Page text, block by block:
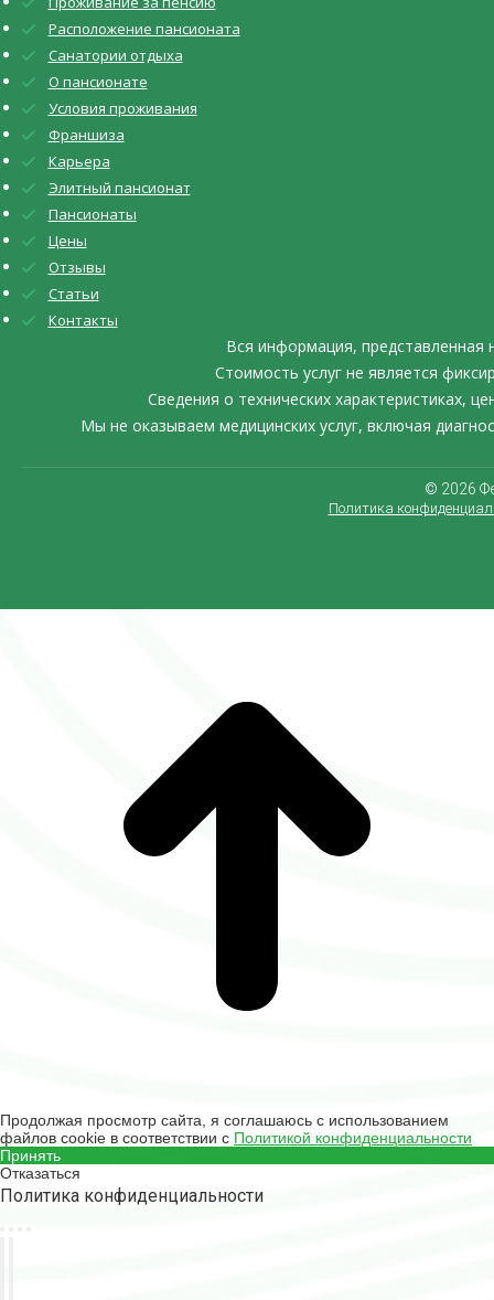
Расположение пансионата
Санатории отдыха
О пансионате
Условия проживания
Франшиза
Карьера
Элитный пансионат
Пансионаты
Цены
Отзывы
Статьи
Контакты
Вся информация, представленная
Стоимость услуг не является
Сведения о технических характеристиках,
Мы не оказываем медицинских услуг, включая
©️ 2026
Политика
Продолжая просмотр сайта, я соглашаюсь с использованием
файлов cookie в соответствии с Политикой конфиденциальности
Принять
Отказаться
Политика конфиденциальности